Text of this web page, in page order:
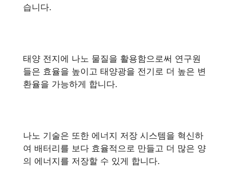
습니다.
태양 전지에 나노 물질을 활용함으로써 연구원
들은 효율을 높이고 태양광을 전기로 더 높은 변
환율을 가능하게 합니다.
나노 기술은 또한 에너지 저장 시스템을 혁신하
여 배터리를 보다 효율적으로 만들고 더 많은 양
의 에너지를 저장할 수 있게 합니다.